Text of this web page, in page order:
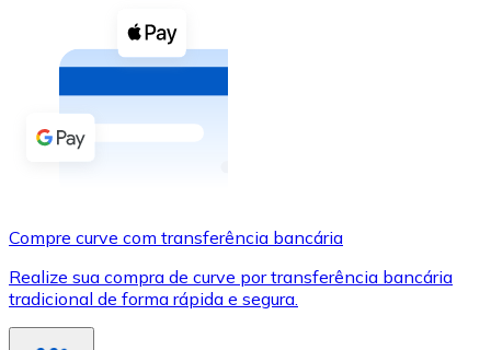
Cupons cripto
Compre criptomoedas com dinheiro e outros
Comprar com dinheiro
Transferência SEPA
Use cartões Visa e Mastercard para comprar
Comprar com cartão
Compre curve com transferência bancária
Realize sua compra de curve por transferência bancária
tradicional de forma rápida e segura.